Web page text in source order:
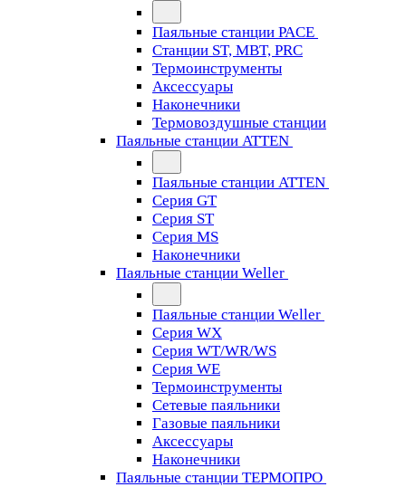
Паяльные станции PACE
Станции ST, MBT, PRC
Термоинструменты
Аксессуары
Наконечники
Термовоздушные станции
Паяльные станции ATTEN
Паяльные станции ATTEN
Серия GT
Серия ST
Серия MS
Наконечники
Паяльные станции Weller
Паяльные станции Weller
Серия WX
Серия WT/WR/WS
Серия WE
Термоинструменты
Сетевые паяльники
Газовые паяльники
Аксессуары
Наконечники
Паяльные станции ТЕРМОПРО